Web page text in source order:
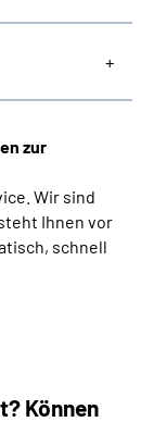
zur
Wir sind
Ihnen vor
schnell
Können